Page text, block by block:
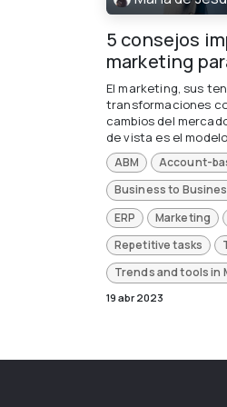
5 consejos
marketing
El marketing, sus
transformaciones
cambios del
de vista es el
ABM Account-
Business to
ERP
Marketing
Repetitive tasks
Trends and tools in
19 abr 2023